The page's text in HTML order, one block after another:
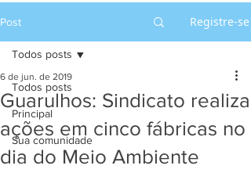
Post Registre-se
Todos posts
Principal
Sua comunidade
Todos posts
Guarulhos: Sindicato realiza
ações em cinco fábricas no
dia do Meio Ambiente
6 de jun. de 2019